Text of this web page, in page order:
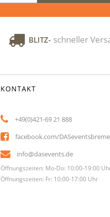
BLITZ- schneller
KONTAKT
+49(0)421-69 21 888
facebook.com/
info@dasevents.de
Öffnungszeiten: Mo-Do: 10:00-19:00
Öffnungszeiten: Fr: 10:00-17:00 Uhr